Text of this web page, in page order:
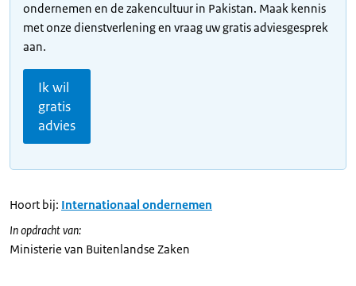
ondernemen en de zakencultuur in Pakistan. Maak kennis
met onze dienstverlening en vraag uw gratis adviesgesprek
aan.
Ik wil
gratis
advies
Hoort bij: Internationaal ondernemen
In opdracht van:
Ministerie van Buitenlandse Zaken